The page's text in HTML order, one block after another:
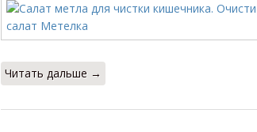
Читать дальше →